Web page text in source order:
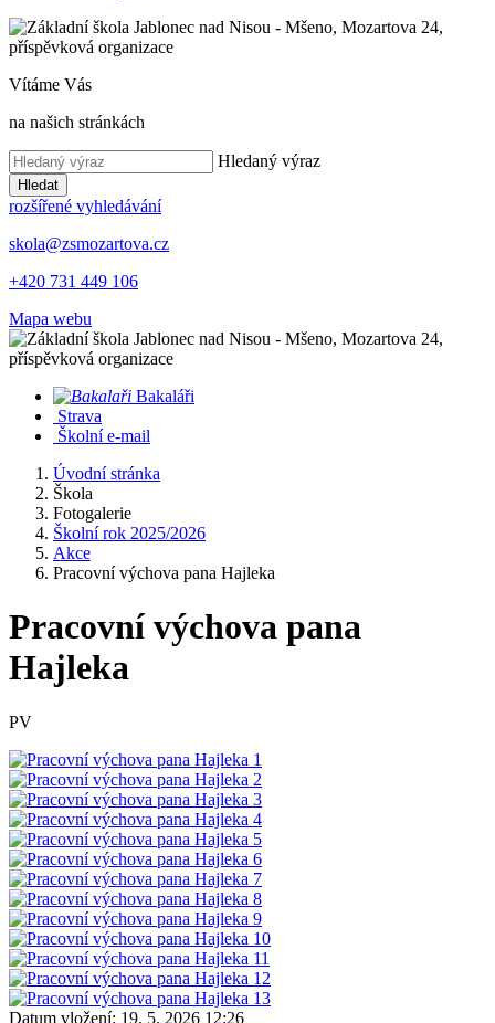
Vítáme Vás
na našich stránkách
Hledaný výraz
Hledat
rozšířené vyhledávání
skola@zsmozartova.cz
+420 731 449 106
Mapa webu
Bakaláři
Strava
Školní e-mail
Úvodní stránka
Škola
Fotogalerie
Školní rok 2025/2026
Akce
Pracovní výchova pana Hajleka
Pracovní výchova pana
Hajleka
PV
Datum vložení: 19. 5. 2026 12:26